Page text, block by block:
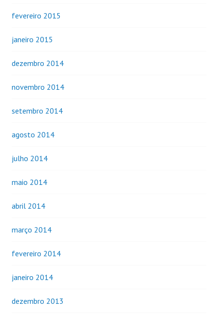
fevereiro 2015
janeiro 2015
dezembro 2014
novembro 2014
setembro 2014
agosto 2014
julho 2014
maio 2014
abril 2014
março 2014
fevereiro 2014
janeiro 2014
dezembro 2013